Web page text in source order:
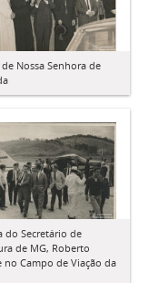
Nossa Senhora de
do Secretário de
de MG, Roberto
no Campo de Viação da